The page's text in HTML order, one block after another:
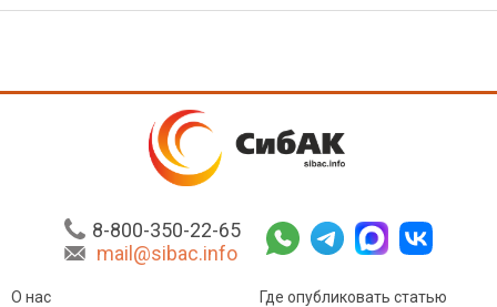
8-800-350-22-65
mail@sibac.info
О нас
Где опубликовать статью